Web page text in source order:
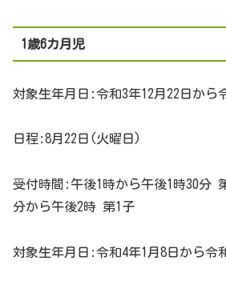
1歳6カ月児
対象生年月日:令和3年12月22日から
日程:8月22日(火曜日)
受付時間:午後1時から午後1時30分
分から午後2時 第1子
対象生年月日:令和4年1月8日から令